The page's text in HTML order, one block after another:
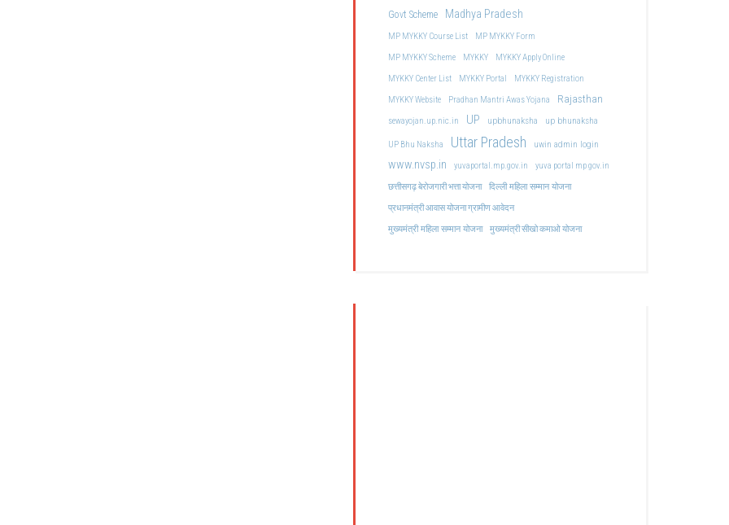
Govt Scheme Madhya Pradesh
MP MYKKY Course List
MP MYKKY Form
MP MYKKY Scheme
MYKKY
MYKKY Apply Online
MYKKY Center List
MYKKY Portal
MYKKY Registration
MYKKY Website
Pradhan Mantri Awas Yojana Rajasthan
sewayojan.up.nic.in UP upbhunaksha up bhunaksha
UP Bhu Naksha Uttar Pradesh uwin admin login
www.nvsp.in yuvaportal.mp.gov.in
yuva portal mp gov.in
छत्तीसगढ़ बेरोजगारी भत्ता योजना
दिल्ली महिला सम्मान योजना
प्रधानमंत्री आवास योजना ग्रामीण आवेदन
मुख्यमंत्री महिला सम्मान योजना मुख्यमंत्री सीखो कमाओ योजना